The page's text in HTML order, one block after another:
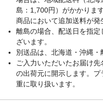
島：1,700円）がかかりま
商品において追加送料が発
離島の場合、配送日を指
ざいます。
別送品は、北海道・沖縄・
ご入力いただいたお届け
の出荷元に開示します。
重に取り扱います。